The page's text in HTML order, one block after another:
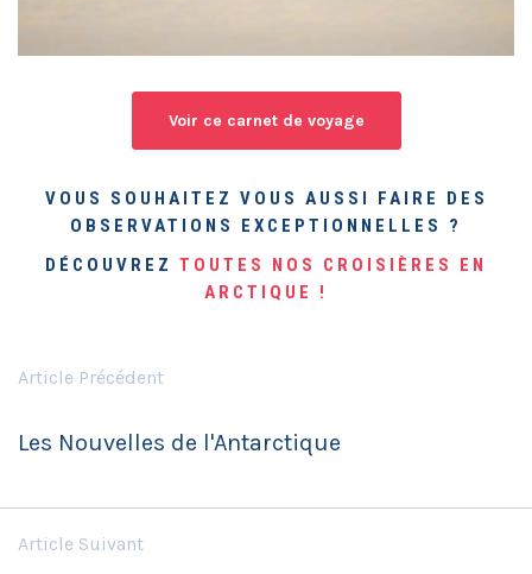
Voir ce carnet de voyage
VOUS SOUHAITEZ VOUS AUSSI FAIRE DES
OBSERVATIONS EXCEPTIONNELLES ?
DÉCOUVREZ TOUTES NOS CROISIÈRES EN
ARCTIQUE !
Article Précédent
Les Nouvelles de l'Antarctique
Article Suivant